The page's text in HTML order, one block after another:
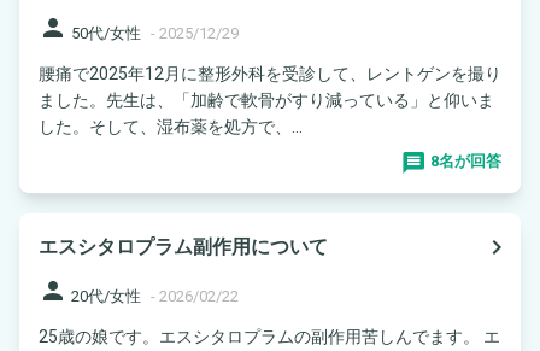
person 50代/女性 - 2025/12/29
腰痛で2025年12月に整形外科を受診して、レントゲンを撮り
ました。先生は、「加齢で軟骨がすり減っている」と仰いま
した。そして、湿布薬を処方で、...
8名が回答
エスシタロプラム副作用について
navigate_next
person 20代/女性 - 2026/02/22
25歳の娘です。エスシタロプラムの副作用苦しんでます。 エ